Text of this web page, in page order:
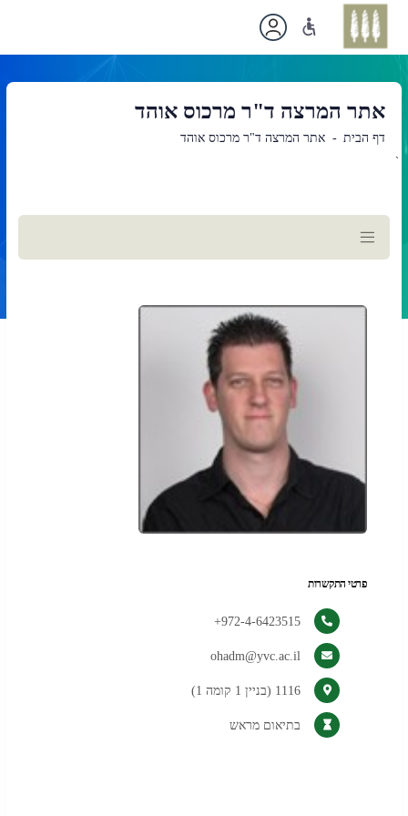
אתר המרצה ד"ר מרכוס אוהד
דף הבית אתר המרצה ד"ר מרכוס אוהד
`
תוכן
ראשי
פרטי התקשרות
972-4-6423515+
ohadm@yvc.ac.il
1116 (בניין 1 קומה 1)
בתיאום מראש